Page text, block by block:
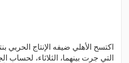
التي جرت بينهما، الثلاثاء، لحساب